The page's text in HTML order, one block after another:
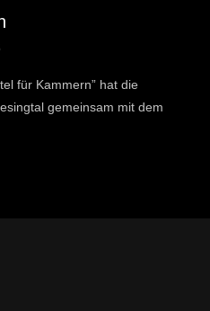
für Kammern” hat die
gemeinsam mit dem